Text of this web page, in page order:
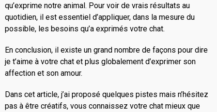
qu’exprime notre animal. Pour voir de vrais résultats au
quotidien, il est essentiel d’appliquer, dans la mesure du
possible, les besoins qu’a exprimés votre chat.
En conclusion, il existe un grand nombre de façons pour dire
je t’aime à votre chat et plus globalement d’exprimer son
affection et son amour.
Dans cet article, j’ai proposé quelques pistes mais n’hésitez
pas à être créatifs, vous connaissez votre chat mieux que